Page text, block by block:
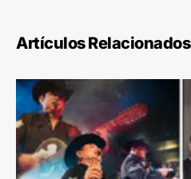
Artículos Relacionados